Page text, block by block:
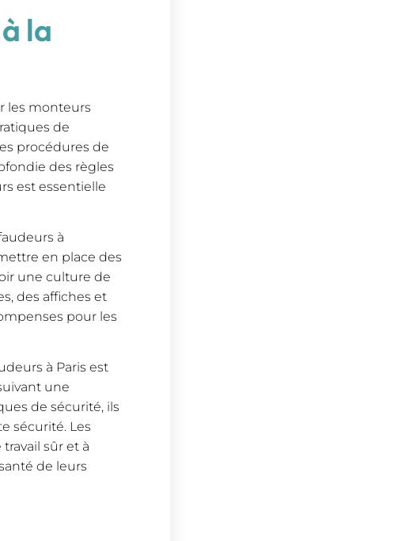
la
les monteurs
de
procédures de
des règles
est essentielle
à
en place des
une culture de
des affiches et
pour les
à Paris est
une
de sécurité, ils
sécurité. Les
sûr et à
de leurs